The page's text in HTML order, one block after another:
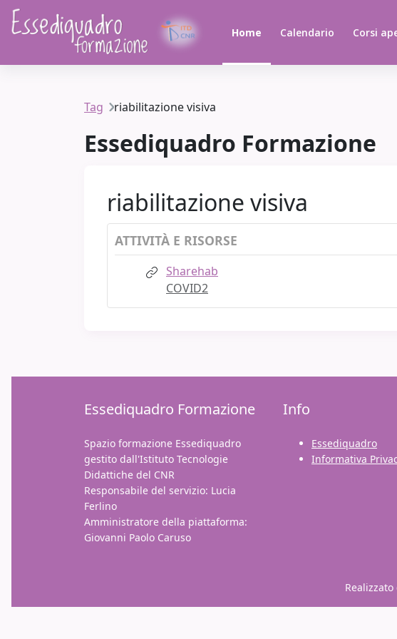
Vai al contenuto principale
Home Calendario Corsi
Tag riabilitazione visiva
Essediquadro Formazione
riabilitazione visiva
ATTIVITÀ E RISORSE
Sharehab
COVID2
Essediquadro Formazione
Spazio formazione Essediquadro
gestito dall'Istituto Tecnologie
Didattiche del CNR
Responsabile del servizio: Lucia
Ferlino
Amministratore della piattaforma:
Giovanni Paolo Caruso
Info
Essediquadro
Informativa